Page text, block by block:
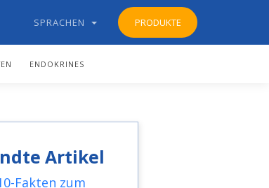
SPRACHEN PRODUKTE
ENDOKRINES
Artikel
Fakten zum